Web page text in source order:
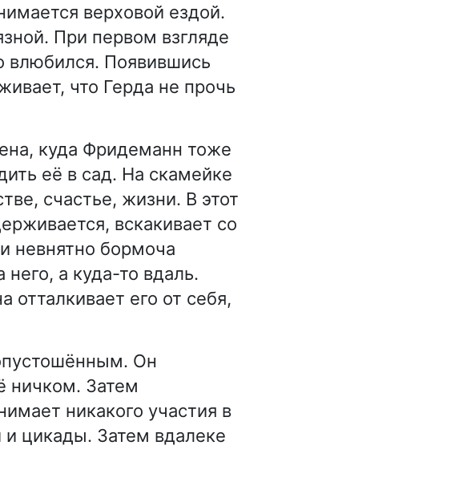
верховой ездой.
При первом взгляде
влюбился. Появившись
что Герда не прочь
куда Фридеманн тоже
её в сад. На скамейке
счастье, жизни. В этот
вскакивает со
невнятно бормоча
а куда-то вдаль.
его от себя,
Он
ничком. Затем
никакого участия в
и цикады. Затем вдалеке